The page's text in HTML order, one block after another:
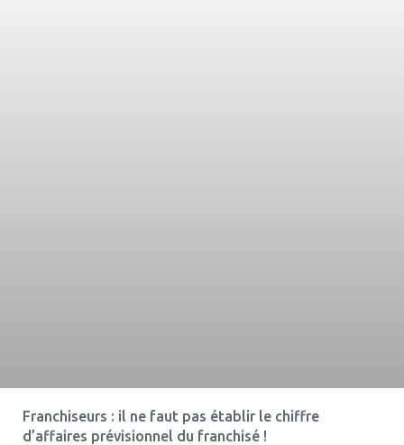
Franchiseurs : il ne faut pas établir le chiffre
d’affaires prévisionnel du franchisé !